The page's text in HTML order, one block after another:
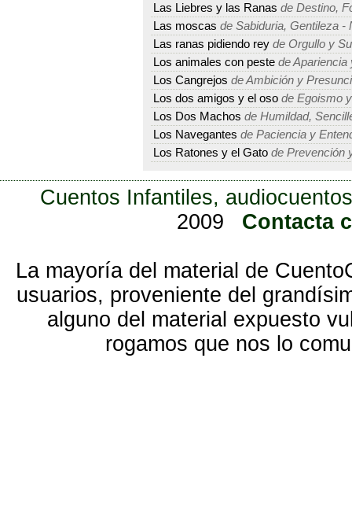
Las Liebres y las Ranas de Destino,
Las moscas de Sabiduria, Gentileza -
Las ranas pidiendo rey de Orgullo y
Los animales con peste de Apariencia
Los Cangrejos de Ambición y
Los dos amigos y el oso de Egoismo
Los Dos Machos de Humildad,
Los Navegantes de Paciencia y
Los Ratones y el Gato de Prevención
Cuentos Infantiles,
2009
Contacta
La mayoría del material de
usuarios, proveniente del
alguno del material expuesto
rogamos que nos lo